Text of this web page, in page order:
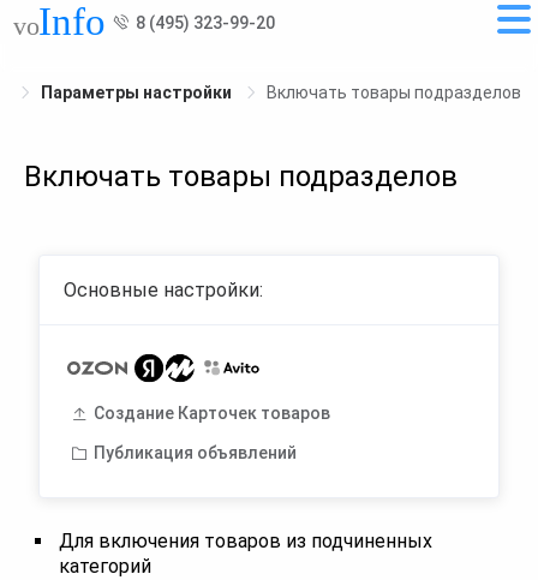
8 (495) 323-99-20
Параметры настройки Включать товары подразделов
Включать товары подразделов
Основные настройки:
Создание Карточек товаров
Публикация объявлений
Для включения товаров из подчиненных
категорий